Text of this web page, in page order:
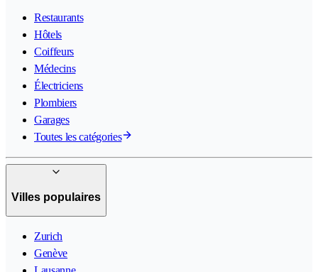
Restaurants
Hôtels
Coiffeurs
Médecins
Électriciens
Plombiers
Garages
Toutes les catégories
Villes populaires
Zurich
Genève